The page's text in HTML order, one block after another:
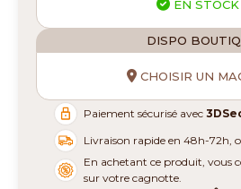
EN STOCK
DISPO
CHOISIR UN
Paiement sécurisé avec
Livraison rapide en 48h-72h,
En achetant ce produit, vous
sur votre cagnotte.